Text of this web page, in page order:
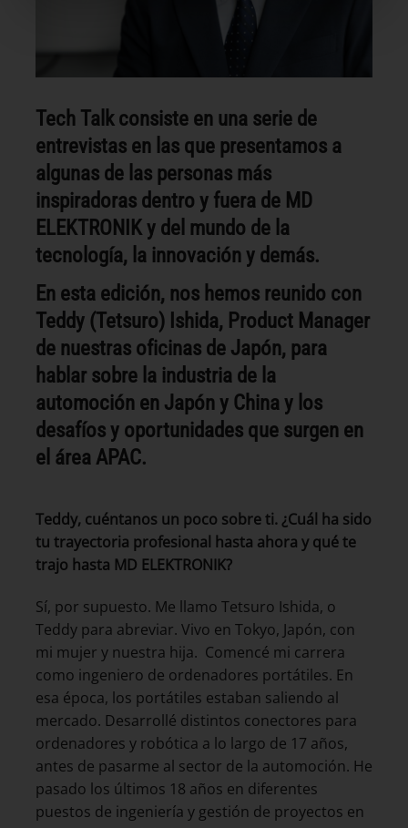
Tech Talk consiste en una serie de
entrevistas en las que presentamos a
algunas de las personas más
inspiradoras dentro y fuera de MD
ELEKTRONIK y del mundo de la
tecnología, la innovación y demás.
En esta edición, nos hemos reunido con
Teddy (Tetsuro) Ishida, Product Manager
de nuestras oficinas de Japón, para
hablar sobre la industria de la
automoción en Japón y China y los
desafíos y oportunidades que surgen en
el área APAC.
Teddy, cuéntanos un poco sobre ti. ¿Cuál ha sido
tu trayectoria profesional hasta ahora y qué te
trajo hasta MD ELEKTRONIK?
Sí, por supuesto. Me llamo Tetsuro Ishida, o
Teddy para abreviar. Vivo en Tokyo, Japón, con
mi mujer y nuestra hija. Comencé mi carrera
como ingeniero de ordenadores portátiles. En
esa época, los portátiles estaban saliendo al
mercado. Desarrollé distintos conectores para
ordenadores y robótica a lo largo de 17 años,
antes de pasarme al sector de la automoción. He
pasado los últimos 18 años en diferentes
puestos de ingeniería y gestión de proyectos en